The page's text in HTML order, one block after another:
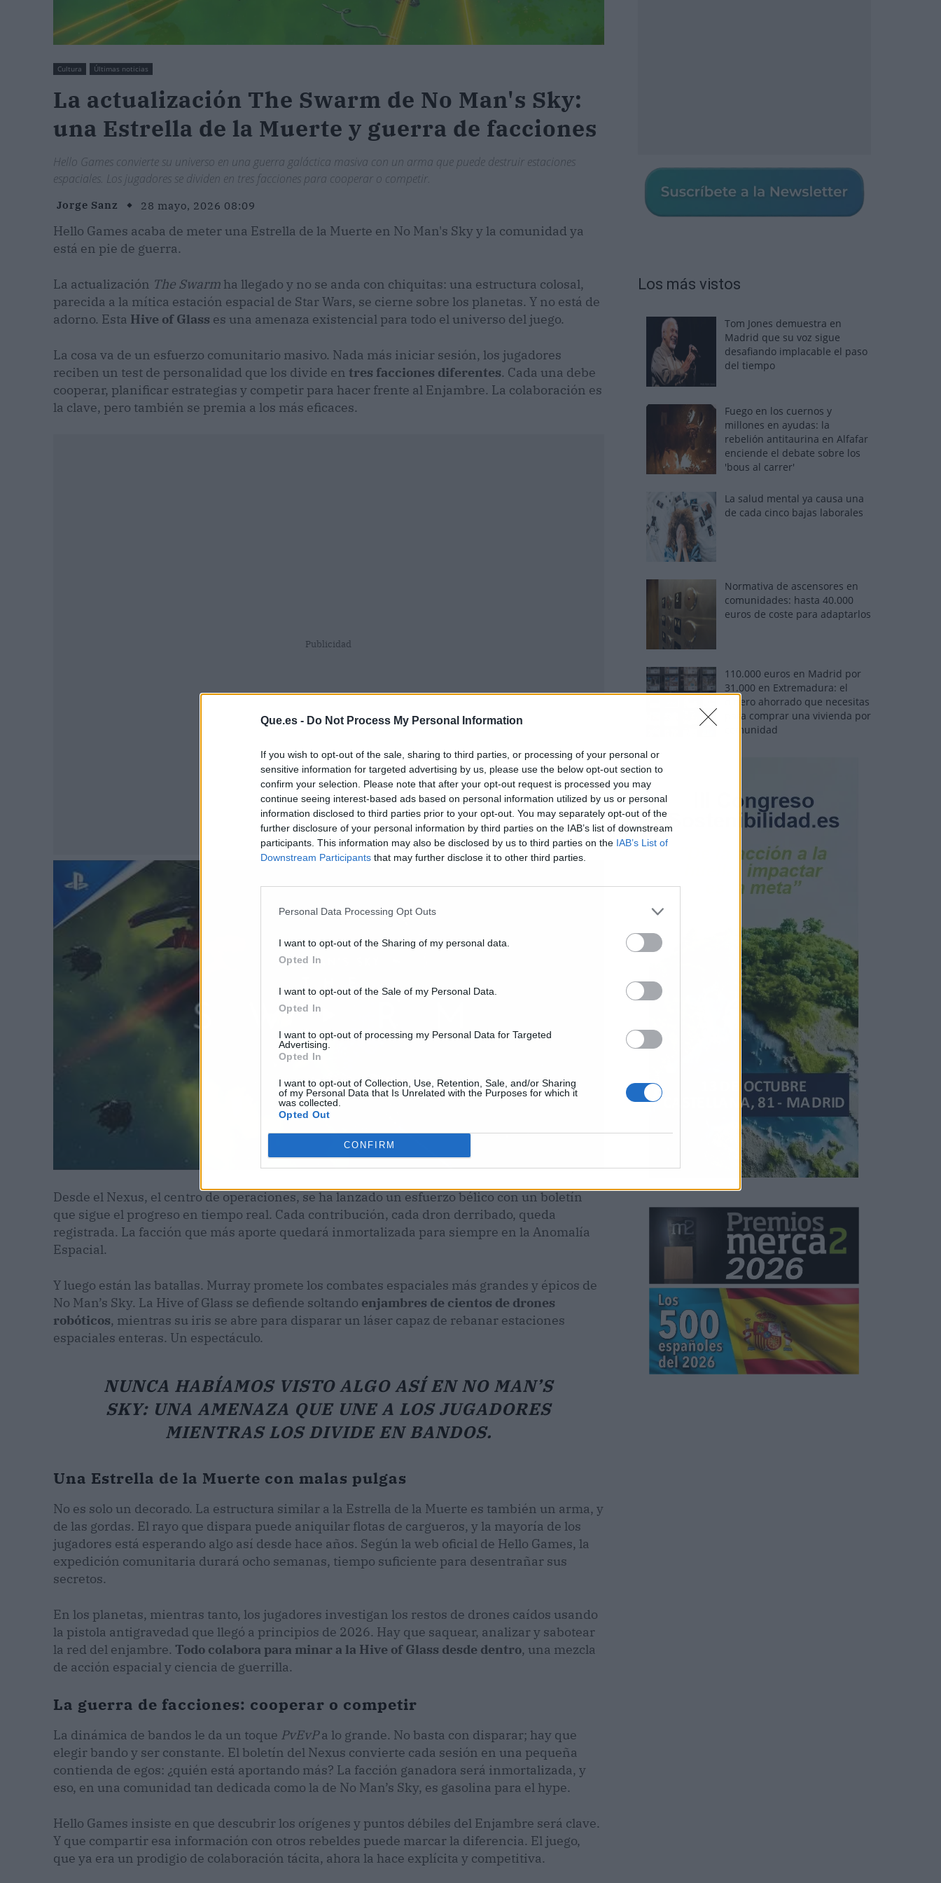
Que.es - Do Not Process My Personal Information
If you wish to opt-out of the sale, sharing to third parties, or processing of your personal or
sensitive information for targeted advertising by us, please use the below opt-out section to
confirm your selection. Please note that after your opt-out request is processed you may
continue seeing interest-based ads based on personal information utilized by us or personal
information disclosed to third parties prior to your opt-out. You may separately opt-out of the
further disclosure of your personal information by third parties on the IAB’s list of downstream
participants. This information may also be disclosed by us to third parties on the IAB’s List of
Downstream Participants that may further disclose it to other third parties.
Personal Data Processing Opt Outs
I want to opt-out of the Sharing of my personal data.
Opted In
I want to opt-out of the Sale of my Personal Data.
Opted In
I want to opt-out of processing my Personal Data for Targeted
Advertising.
Opted In
I want to opt-out of Collection, Use, Retention, Sale, and/or Sharing
of my Personal Data that Is Unrelated with the Purposes for which it
was collected.
Opted Out
CONFIRM
Cultura Últimas noticias
La actualización The Swarm de No Man's Sky:
una Estrella de la Muerte y guerra de facciones
Hello Games convierte su universo en una guerra galáctica masiva con un arma que puede destruir estaciones
espaciales. Los jugadores se dividen en tres facciones para cooperar o competir.
Jorge Sanz 28 mayo, 2026 08:09
Hello Games acaba de meter una Estrella de la Muerte en No Man's Sky y la comunidad ya
está en pie de guerra.
La actualización The Swarm ha llegado y no se anda con chiquitas: una estructura colosal,
parecida a la mítica estación espacial de Star Wars, se cierne sobre los planetas. Y no está de
adorno. Esta Hive of Glass es una amenaza existencial para todo el universo del juego.
La cosa va de un esfuerzo comunitario masivo. Nada más iniciar sesión, los jugadores
reciben un test de personalidad que los divide en tres facciones diferentes. Cada una debe
cooperar, planificar estrategias y competir para hacer frente al Enjambre. La colaboración es
la clave, pero también se premia a los más eficaces.
Publicidad
Desde el Nexus, el centro de operaciones, se ha lanzado un esfuerzo bélico con un boletín
que sigue el progreso en tiempo real. Cada contribución, cada dron derribado, queda
registrada. La facción que más aporte quedará inmortalizada para siempre en la Anomalía
Espacial.
Y luego están las batallas. Murray promete los combates espaciales más grandes y épicos de
No Man’s Sky. La Hive of Glass se defiende soltando enjambres de cientos de drones
robóticos, mientras su iris se abre para disparar un láser capaz de rebanar estaciones
espaciales enteras. Un espectáculo.
NUNCA HABÍAMOS VISTO ALGO ASÍ EN NO MAN’S
SKY: UNA AMENAZA QUE UNE A LOS JUGADORES
MIENTRAS LOS DIVIDE EN BANDOS.
Una Estrella de la Muerte con malas pulgas
No es solo un decorado. La estructura similar a la Estrella de la Muerte es también un arma, y
de las gordas. El rayo que dispara puede aniquilar flotas de cargueros, y la mayoría de los
jugadores está esperando algo así desde hace años. Según la web oficial de Hello Games, la
expedición comunitaria durará ocho semanas, tiempo suficiente para desentrañar sus
secretos.
En los planetas, mientras tanto, los jugadores investigan los restos de drones caídos usando
la pistola antigravedad que llegó a principios de 2026. Hay que saquear, analizar y sabotear
la red del enjambre. Todo colabora para minar a la Hive of Glass desde dentro, una mezcla
de acción espacial y ciencia de guerrilla.
La guerra de facciones: cooperar o competir
La dinámica de bandos le da un toque PvEvPa lo grande. No basta con disparar; hay que
elegir bando y ser constante. El boletín del Nexus convierte cada sesión en una pequeña
contienda de egos: ¿quién está aportando más? La facción ganadora será inmortalizada, y
eso, en una comunidad tan dedicada como la de No Man’s Sky, es gasolina para el hype.
Hello Games insiste en que descubrir los orígenes y puntos débiles del Enjambre será clave.
Y que compartir esa información con otros rebeldes puede marcar la diferencia. El juego,
que ya era un prodigio de colaboración tácita, ahora la hace explícita y competitiva.
Los más vistos
Tom Jones demuestra en
Madrid que su voz sigue
desafiando implacable el paso
del tiempo
Fuego en los cuernos y
millones en ayudas: la
rebelión antitaurina en Alfafar
enciende el debate sobre los
'bous al carrer'
La salud mental ya causa una
de cada cinco bajas laborales
Normativa de ascensores en
comunidades: hasta 40.000
euros de coste para adaptarlos
110.000 euros en Madrid por
31.000 en Extremadura: el
dinero ahorrado que necesitas
para comprar una vivienda por
comunidad